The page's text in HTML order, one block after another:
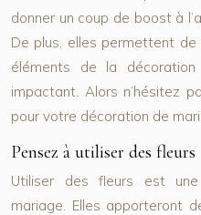
donner un coup de boost à
De plus, elles permettent
éléments de la
impactant. Alors n’hésitez
pour votre décoration de
Pensez à utiliser des fleurs
Utiliser des fleurs est
mariage. Elles apporteront